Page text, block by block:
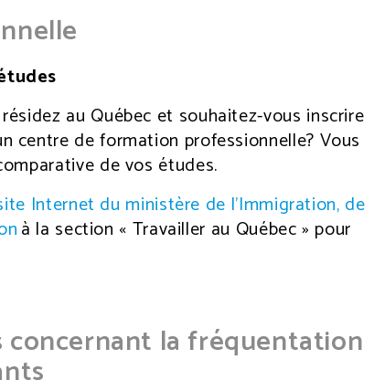
au Québec et souhaitez-vous inscrire
centre de formation professionnelle? Vous
de vos études.
Internet du ministère de l’Immigration, de
à la section « Travailler au Québec » pour
concernant la fréquentation